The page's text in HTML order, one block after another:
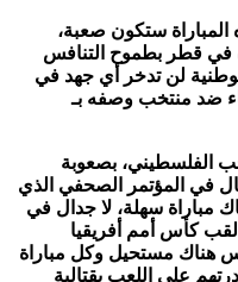
ستكون صعبة،
في قطر بطموح التنافس
لن تدخر أي جهد في
ضد منتخب وصفه بـ
الفلسطيني، بصعوبة
في المؤتمر الصحفي الذي
مباراة سهلة، لا جدال في
كأس أمم أفريقيا
هناك مستحيل وكل مباراة
على اللعب بقتالية